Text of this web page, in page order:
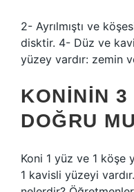
2- Ayrılmıştı ve
disktir. 4- Düz ve
yüzey vardır: zemin
KONININ 3
DOĞRU
Koni 1 yüz ve 1 köşe
1 kavisli yüzeyi